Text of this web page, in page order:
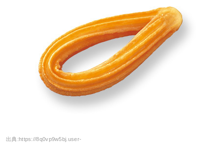
出典:https://8q0vp9w5bj.user-